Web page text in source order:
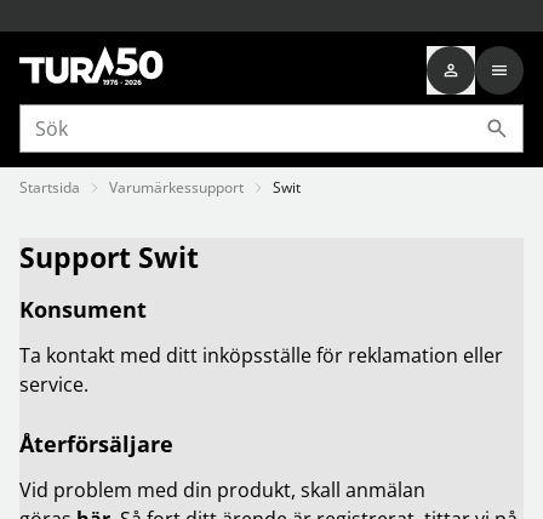
Startsida Varumärkessupport Swit
Support Swit
Konsument
Ta kontakt med ditt inköpsställe för reklamation eller
service.
Återförsäljare
Vid problem med din produkt, skall anmälan